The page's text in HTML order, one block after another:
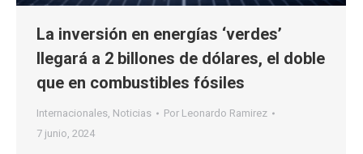
La inversión en energías ‘verdes’
llegará a 2 billones de dólares, el doble
que en combustibles fósiles
Internacionales, Noticias Por Leonardo Ramirez
7 junio, 2024